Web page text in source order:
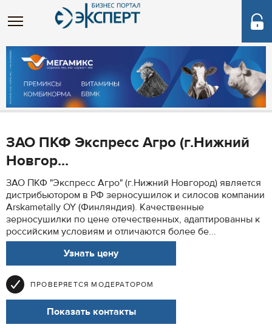
ЗАО ПКФ Экспресс Агро (г.Нижний
Новгор...
ЗАО ПКФ "Экспресс Агро" (г.Нижний Новгород) является
дистрибьютором в РФ зерносушилок и силосов компании
Arskametally OY (Финляндия). Качественные
зерносушилки по цене отечественных, адаптированны к
российским условиям и отличаются более бе...
Узнать цену
ПРОВЕРЯЕТСЯ МОДЕРАТОРОМ
Показать контакты